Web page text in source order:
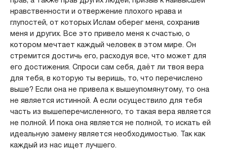
нравственности и отвержение плохого нрава и
глупостей, от которых Ислам оберег меня, сохранив
меня и других. Все это привело меня к счастью, о
котором мечтает каждый человек в этом мире. Он
стремится достичь его, расходуя все, что может для
его достижения. Спроси сам себя, даёт ли твоя вера
для тебя, в которую ты веришь, то, что перечислено
выше? Если она не привела к вышеупомянутому, то она
не является истинной. А если осуществило для тебя
часть из вышеперечисленного, то такая вера является
не полной. И пока она является не полной, то искать ей
идеальную замену является необходимостью. Так как
каждый из нас ищет лучшего.